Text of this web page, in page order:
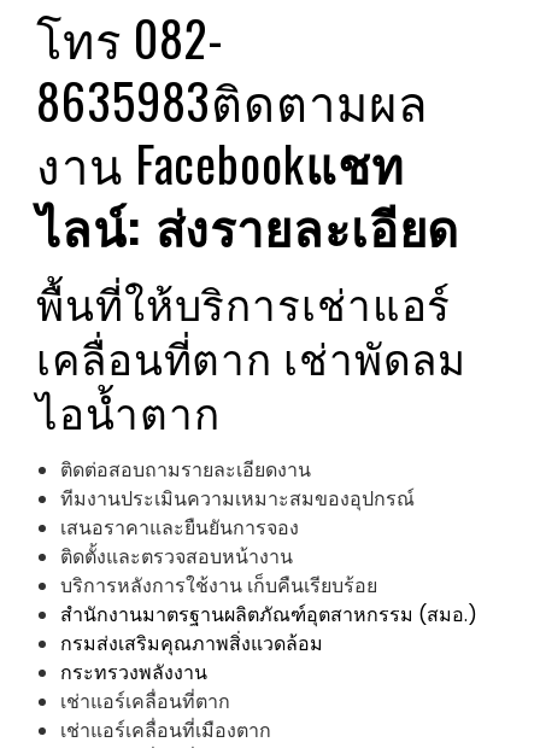
โทร 082-
8635983ติดตามผล
งาน Facebookแชท
ไลน์: ส่งรายละเอียด
พื้นที่ให้บริการเช่าแอร์
เคลื่อนที่ตาก เช่าพัดลม
ไอน้ำตาก
ติดต่อสอบถามรายละเอียดงาน
ทีมงานประเมินความเหมาะสมของอุปกรณ์
เสนอราคาและยืนยันการจอง
ติดตั้งและตรวจสอบหน้างาน
บริการหลังการใช้งาน เก็บคืนเรียบร้อย
สำนักงานมาตรฐานผลิตภัณฑ์อุตสาหกรรม (สมอ.)
กรมส่งเสริมคุณภาพสิ่งแวดล้อม
กระทรวงพลังงาน
เช่าแอร์เคลื่อนที่ตาก
เช่าแอร์เคลื่อนที่เมืองตาก